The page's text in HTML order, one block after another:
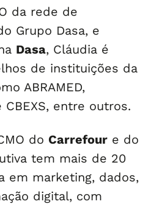
da rede de
Grupo Dasa, e
Dasa, Cláudia é
de instituições da
ABRAMED,
CBEXS, entre outros.
do Carrefour e do
tem mais de 20
em marketing, dados,
digital, com